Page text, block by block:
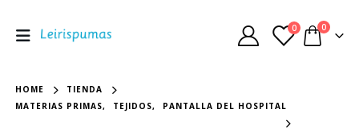
0 0
HOME
TIENDA
MATERIAS PRIMAS, TEJIDOS, PANTALLA DEL HOSPITAL